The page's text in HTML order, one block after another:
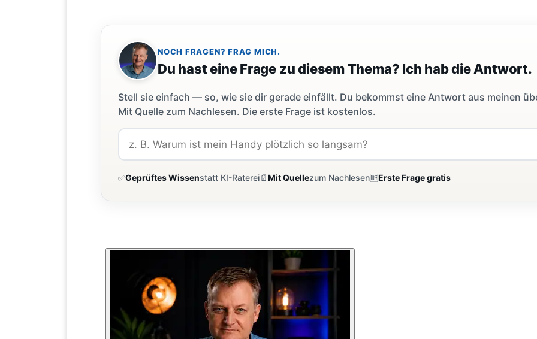
NOCH FRAGEN? FRAG MICH.
Du hast eine Frage zu diesem Thema? Ich hab die Antwort.
Stell sie einfach — so, wie sie dir gerade einfällt. Du bekommst eine Antwort aus meinen
Mit Quelle zum Nachlesen. Die erste Frage ist kostenlos.
✅Geprüftes Wissenstatt KI-Raterei📄Mit Quellezum Nachlesen🆓Erste Frage gratis